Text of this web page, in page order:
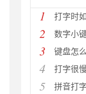
1 打字时如何
2 数字小
3 键盘怎么用
4 打字很
5 拼音打